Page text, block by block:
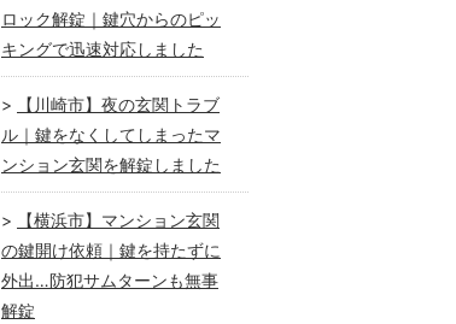
ロック解錠｜鍵穴からのピッ
キングで迅速対応しました
【川崎市】夜の玄関トラブ
ル｜鍵をなくしてしまったマ
ンション玄関を解錠しました
【横浜市】マンション玄関
の鍵開け依頼｜鍵を持たずに
外出…防犯サムターンも無事
解錠